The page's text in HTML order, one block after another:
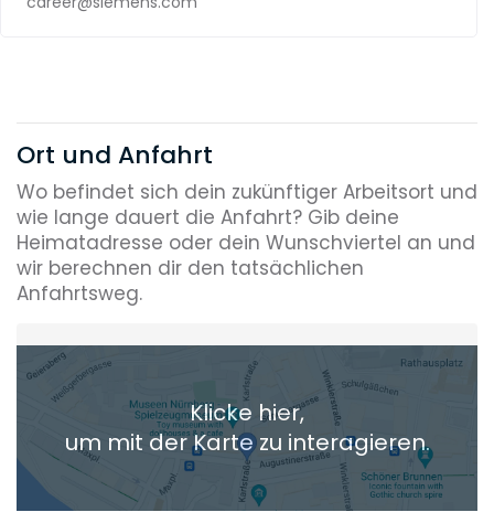
Ort und Anfahrt
Wo befindet sich dein zukünftiger Arbeitsort und
wie lange dauert die Anfahrt? Gib deine
Heimatadresse oder dein Wunschviertel an und
wir berechnen dir den tatsächlichen
Anfahrtsweg.
Heimatadresse oder Wunschort
+ Aktuellen Standort hinzufügen
Die berechneten Anreisezeiten basieren auf den
Verkehrsdaten eines typischen Dienstag morgens um 8:30.
Klicke hier,
um mit der Karte zu interagieren.